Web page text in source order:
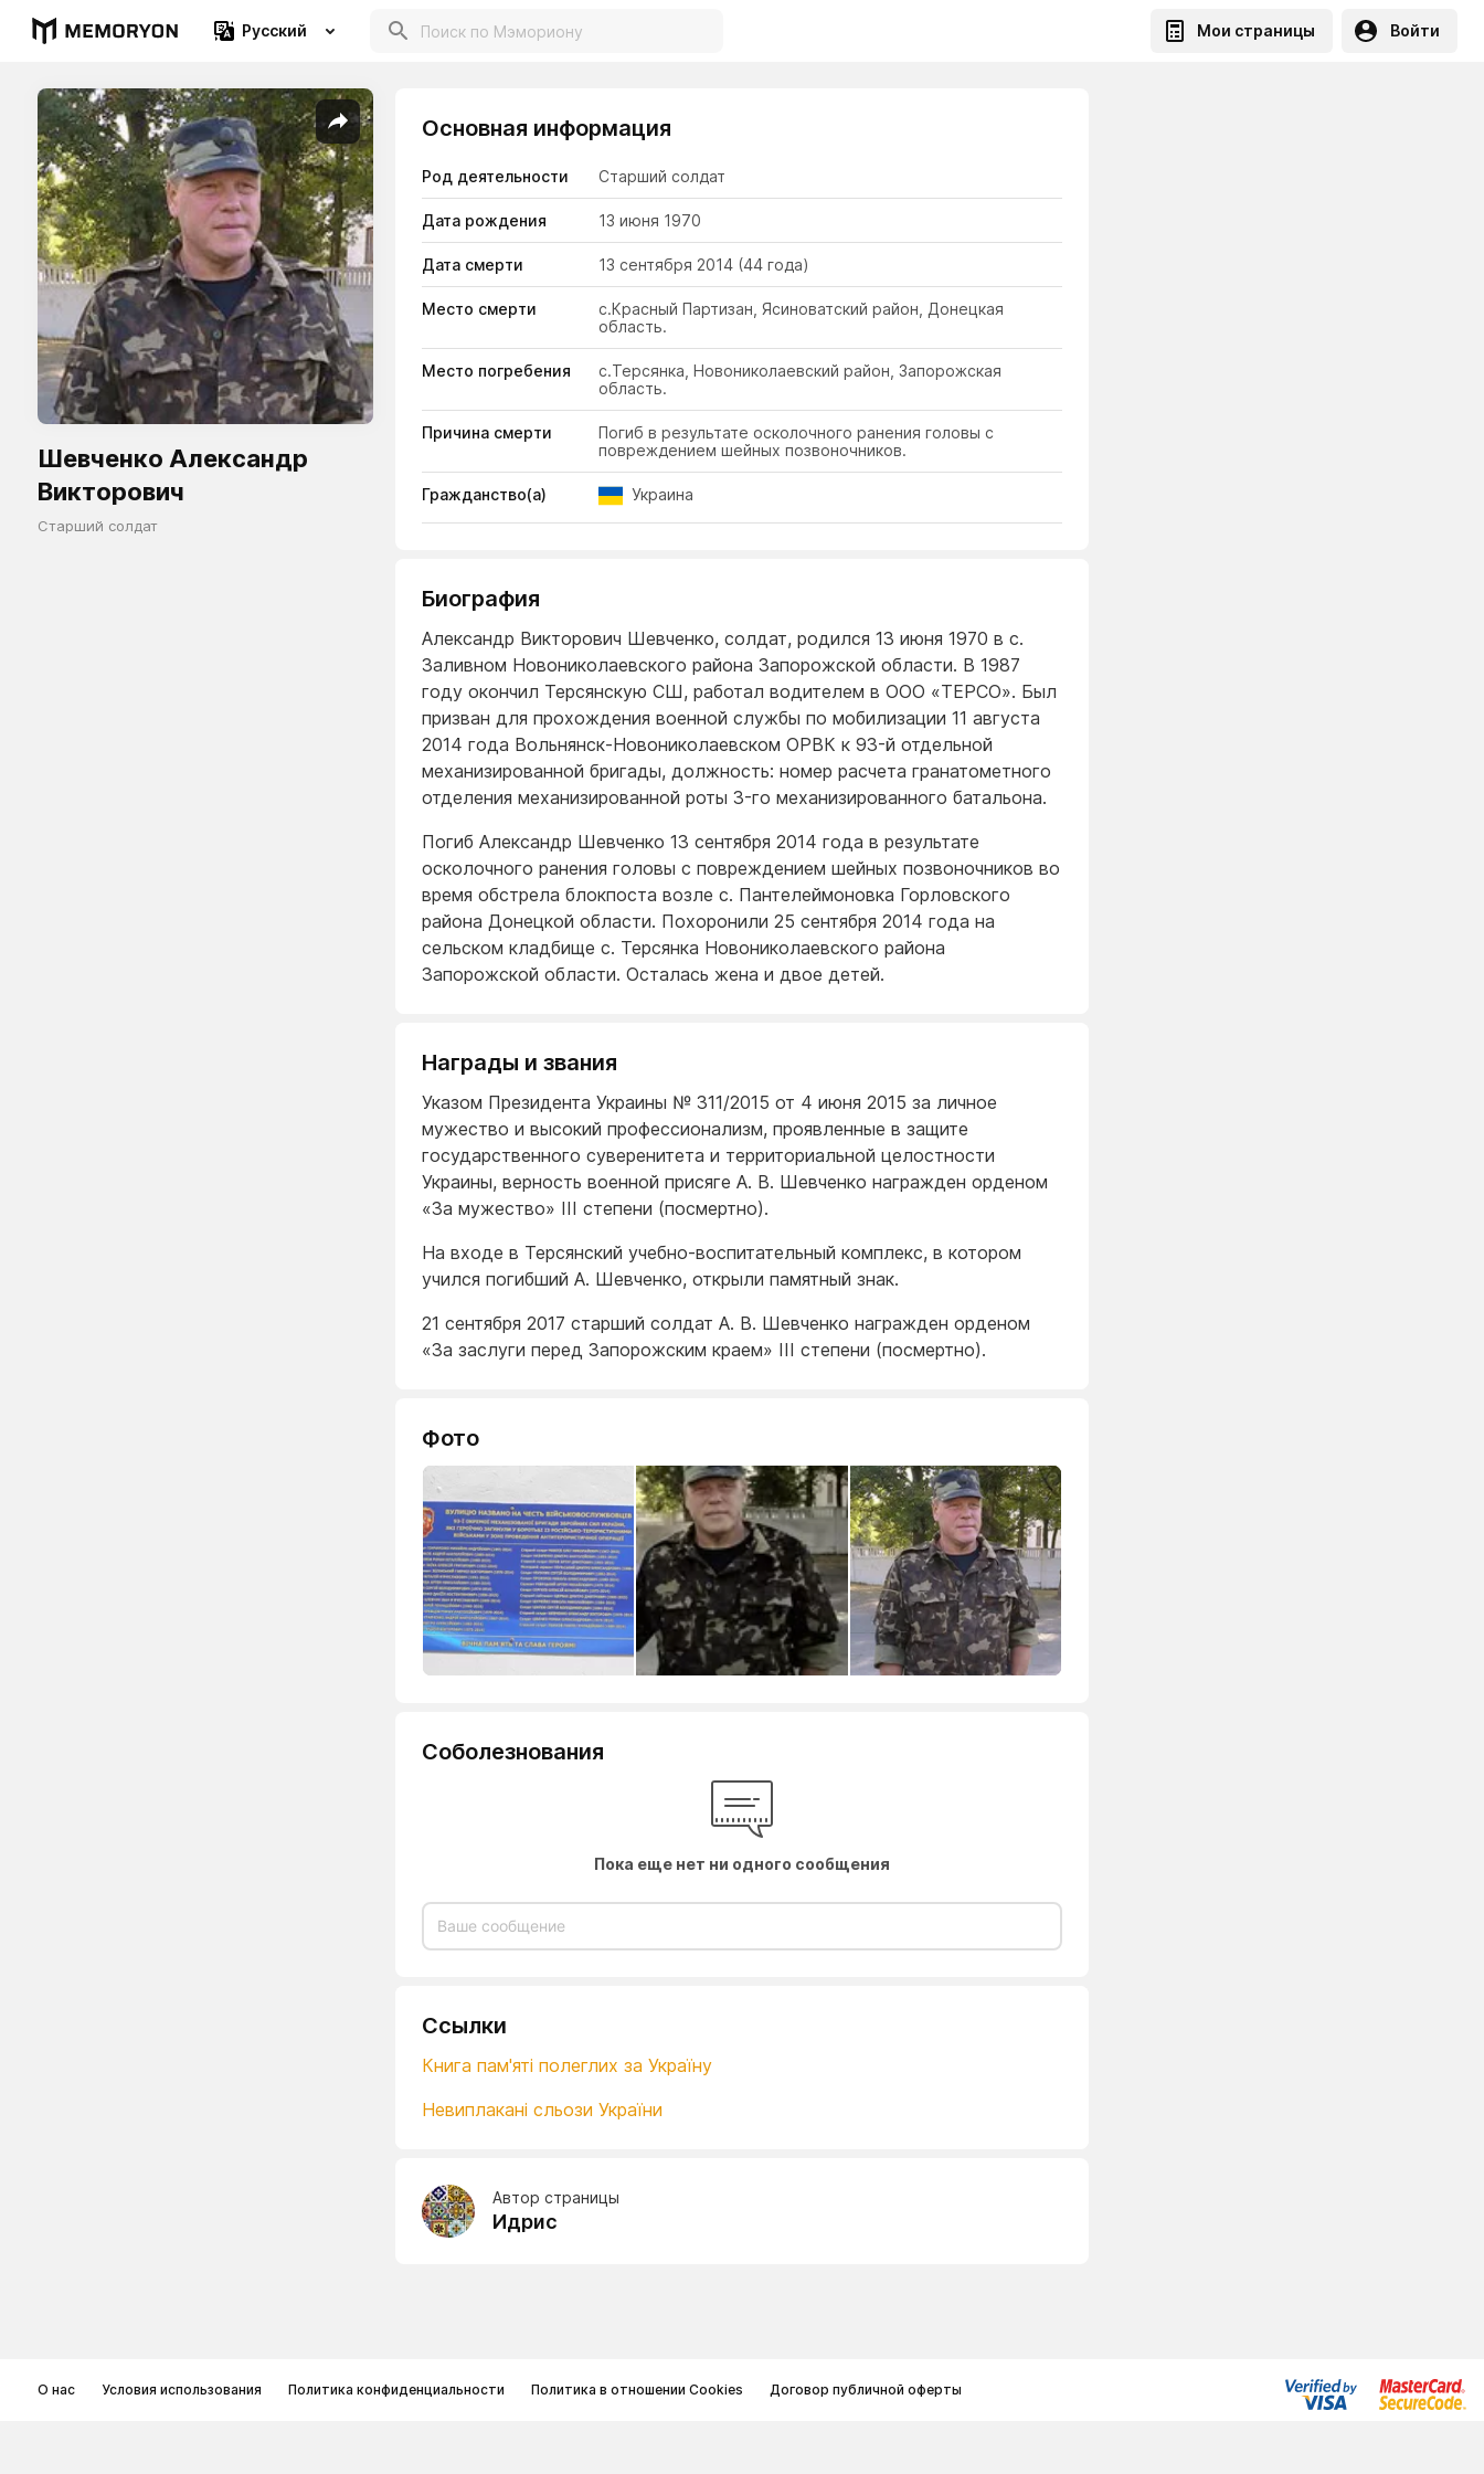
Русский Мои страницы Войти
Шевченко Александр
Викторович
Старший солдат
Основная информация
Род деятельности Старший солдат
Дата рождения 13 июня 1970
Дата смерти 13 сентября 2014 (44 года)
Место смерти
с.Красный Партизан, Ясиноватский район, Донецкая
область.
Место погребения
с.Терсянка, Новониколаевский район, Запорожская
область.
Причина смерти
Погиб в результате осколочного ранения головы с
повреждением шейных позвоночников.
Гражданство(а) Украина
Биография
Александр Викторович Шевченко, солдат, родился 13 июня 1970 в с.
Заливном Новониколаевского района Запорожской области. В 1987
году окончил Терсянскую СШ, работал водителем в ООО «ТЕРСО». Был
призван для прохождения военной службы по мобилизации 11 августа
2014 года Вольнянск-Новониколаевском ОРВК к 93-й отдельной
механизированной бригады, должность: номер расчета гранатометного
отделения механизированной роты 3-го механизированного батальона.
Погиб Александр Шевченко 13 сентября 2014 года в результате
осколочного ранения головы с повреждением шейных позвоночников во
время обстрела блокпоста возле с. Пантелеймоновка Горловского
района Донецкой области. Похоронили 25 сентября 2014 года на
сельском кладбище с. Терсянка Новониколаевского района
Запорожской области. Осталась жена и двое детей.
Награды и звания
Указом Президента Украины № 311/2015 от 4 июня 2015 за личное
мужество и высокий профессионализм, проявленные в защите
государственного суверенитета и территориальной целостности
Украины, верность военной присяге А. В. Шевченко награжден орденом
«За мужество» III степени (посмертно).
На входе в Терсянский учебно-воспитательный комплекс, в котором
учился погибший А. Шевченко, открыли памятный знак.
21 сентября 2017 старший солдат А. В. Шевченко награжден орденом
«За заслуги перед Запорожским краем» III степени (посмертно).
Фото
Соболезнования
Пока еще нет ни одного сообщения
Ссылки
Книга пам'яті полеглих за Україну
Невиплакані сльози України
Автор страницы
Идрис
О нас Условия использования Политика конфиденциальности Политика в отношении Cookies Договор публичной оферты